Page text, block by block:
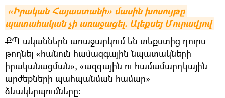
«Իրական Հայաստանի» մասին խոսույթը
պատահական չի առաջացել. Ալեքսեյ Մուրավյով
ՔՊ-ականներն առաջարկում են տեքստից դուրս
թողնել «հանուն համազգային նպատակների
իրականացման», «ազգային ու համամարդկային
արժեքների պահպանման համար»
ձևակերպումները: